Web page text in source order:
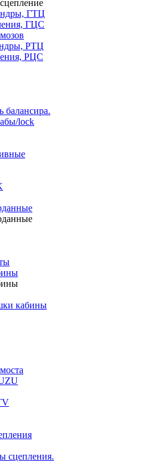
ГТЦ
ГЦС
РТЦ
РЦС
балансира.
lock
кабины
сцепления.